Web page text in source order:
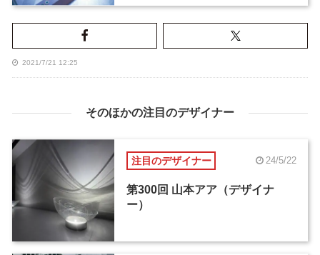
2021/7/21 12:25
そのほかの注目のデザイナー
注目のデザイナー 24/5/22
第300回 山本アア（デザイナ
ー）